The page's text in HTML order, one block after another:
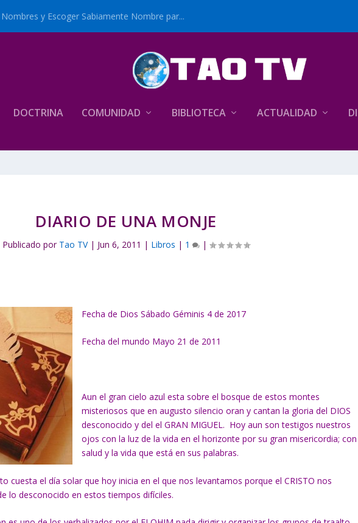
y Escoger Sabiamente Nombre par...
DOCTRINA COMUNIDAD BIBLIOTECA ACTUALIDAD
DIARIO DE UNA MONJE
Publicado por Tao TV| Jun 6, 2011 | Libros | 1 |
Fecha de Dios Sábado Géminis 4 de 2017
Fecha del mundo Mayo 21 de 2011
Aun el gran cielo azul esta sobre el bosque de estos montes
misteriosos que en augusto silencio oran y cantan la gloria del DIOS
desconocido y del el GRAN MIGUEL. Hoy aun son testigos nuestros
ojos con la luz de la vida en el horizonte por su gran misericordia; con
salud y la vida que está en sus palabras.
cuesta el día solar que hoy inicia en el que nos levantamos porque el CRISTO nos
lo desconocido en estos tiempos difíciles.